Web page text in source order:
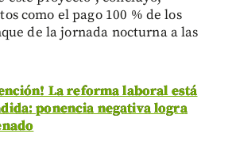
como el pago 100 % de los
de la jornada nocturna a las
La reforma laboral está
ponencia negativa logra